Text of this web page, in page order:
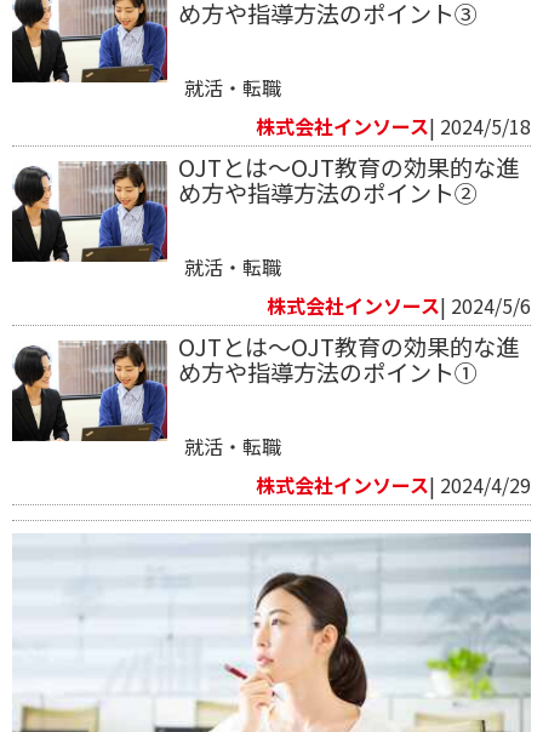
め方や指導方法のポイント③
就活・転職
株式会社インソース| 2024/5/18
OJTとは～OJT教育の効果的な進
め方や指導方法のポイント②
就活・転職
株式会社インソース| 2024/5/6
OJTとは～OJT教育の効果的な進
め方や指導方法のポイント①
就活・転職
株式会社インソース| 2024/4/29